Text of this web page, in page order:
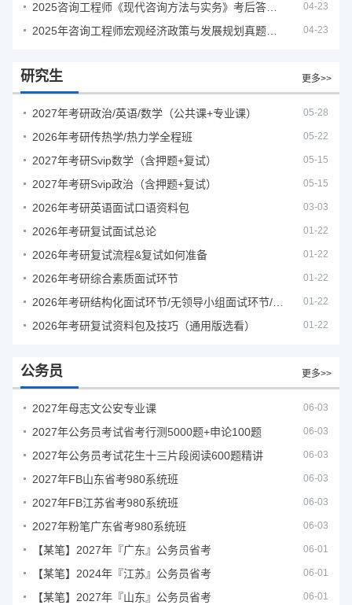
04-23
04-23
研究生 更多>>
2027年考研政治/英语/数学（公共课+专业课） 05-28
2026年考研传热学/热力学全程班 05-22
2027年考研Svip数学（含押题+复试） 05-15
2027年考研Svip政治（含押题+复试） 05-15
2026年考研英语面试口语资料包 03-03
2026年考研复试面试总论 01-22
2026年考研复试流程&复试如何准备 01-22
2026年考研综合素质面试环节 01-22
01-22
2026年考研复试资料包及技巧（通用版选看） 01-22
公务员 更多>>
2027年母志文公安专业课 06-03
2027年公务员考试省考行测5000题+申论100题 06-03
2027年公务员考试花生十三片段阅读600题精讲 06-03
2027年FB山东省考980系统班 06-03
2027年FB江苏省考980系统班 06-03
2027年粉笔广东省考980系统班 06-03
【某笔】2027年『广东』公务员省考 06-01
【某笔】2024年『江苏』公务员省考 06-01
【某笔】2027年『山东』公务员省考 06-01